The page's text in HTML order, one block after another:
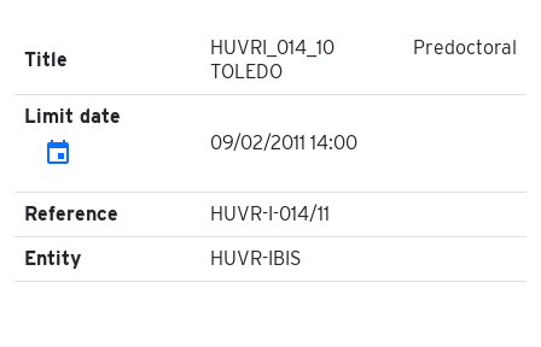
Title
HUVRI_014_10 Predoctoral
TOLEDO
Limit date
event 09/02/2011 14:00
Reference
HUVR-I-014/11
Entity
HUVR-IBIS